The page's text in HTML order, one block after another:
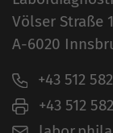
Völser Straße
A-6020
+43 512
+43 512